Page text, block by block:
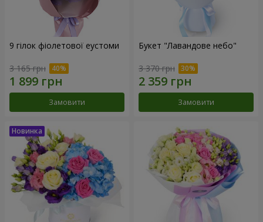
9 гілок фіолетової еустоми
3 165 грн
Замовити
Букет "Лавандове небо"
3 370 грн
Замовити